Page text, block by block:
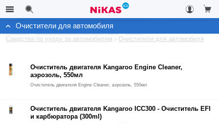
Автомобильные аксессуары
Средства по уходу за автомобилем
Очистители для автомобиля
Очистители для автомобиля
Очиститель двигателя Kangaroo Engine Cleaner,
аэрозоль, 550мл
Очиститель двигателя Engine Cleaner, аэрозоль, 550мл
Очиститель двигателя Kangaroo ICC300 - Очиститель EFI
и карбюратора (300ml)